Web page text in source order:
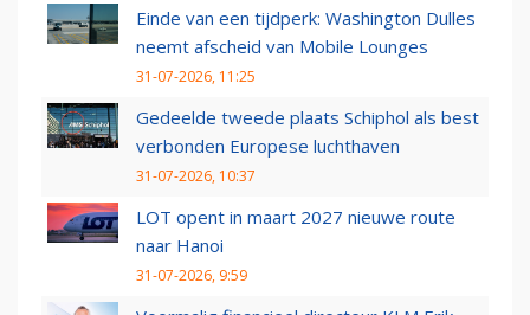
Einde van een tijdperk: Washington Dulles
neemt afscheid van Mobile Lounges
31-07-2026, 11:25
Gedeelde tweede plaats Schiphol als best
verbonden Europese luchthaven
31-07-2026, 10:37
LOT opent in maart 2027 nieuwe route
naar Hanoi
31-07-2026, 9:59